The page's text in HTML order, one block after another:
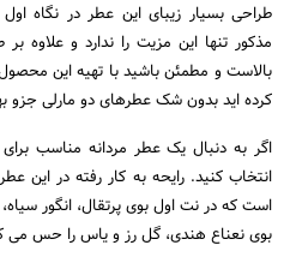
طراحی بسیار زیبای این عطر در نگاه
مذکور تنها این مزیت را ندارد و علاوه
بالاست و مطمئن باشید با تهیه این
کرده اید بدون شک عطرهای دو مارلی جزو
اگر به دنبال یک عطر مردانه مناسب
انتخاب کنید. رایحه به کار رفته در این
است که در نت اول بوی پرتقال، انگور
بوی نعناع هندی، گل رز و یاس را حس می